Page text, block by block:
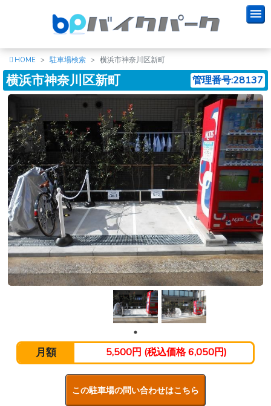
HOME 駐車場検索 横浜市神奈川区新町
横浜市神奈川区新町 管理番号:28137
月額 5,500円 (税込価格 6,050円)
この駐車場の問い合わせはこちら